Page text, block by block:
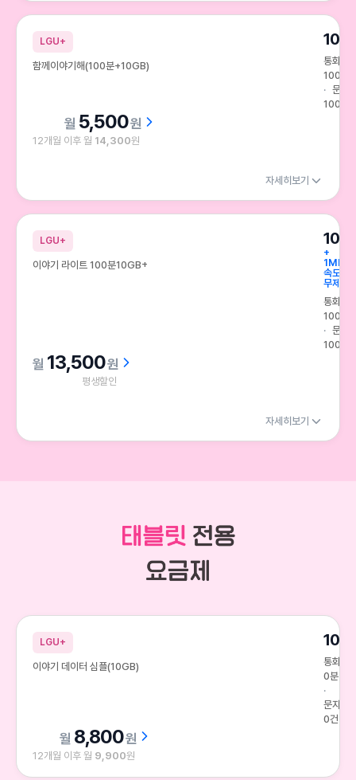
LGU+
함께이야기해(100분+10GB)
통화
100분
문자
100건
5,500원
12개월 이후 월 14,300원
자세히보기
LGU+
이야기 라이트 100분10GB+
+
1Mbps
속도
무제한
통화
100분
문자
100건
13,500원
평생할인
자세히보기
LGU+
이야기 데이터 심플(10GB)
통화
0분
문자
0건
8,800원
12개월 이후 월 9,900원